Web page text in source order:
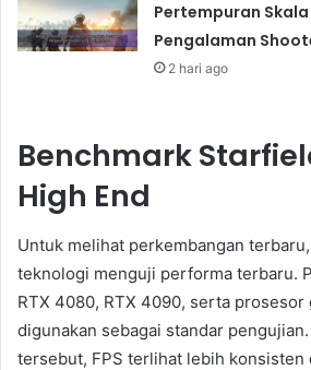
Pertempuran
Pengalaman
2 hari ago
Benchmark
High End
Untuk melihat perkembangan
teknologi menguji performa terbaru.
RTX 4080, RTX 4090, serta
digunakan sebagai standar
tersebut, FPS terlihat lebih konsisten